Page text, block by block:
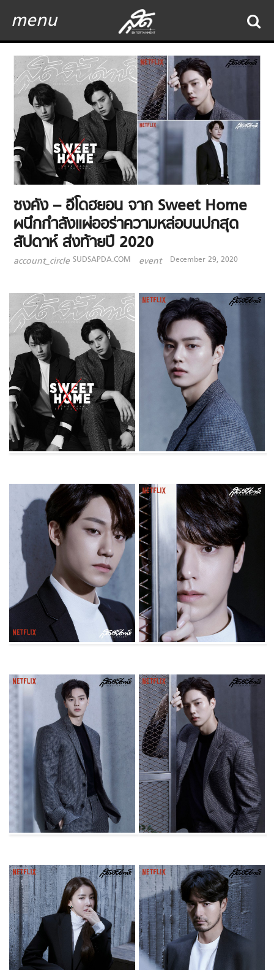
menu
ซงคัง – อีโดฮยอน จาก Sweet Home
ผนึกกำลังแผ่ออร่าความหล่อบนปกสุด
สัปดาห์ ส่งท้ายปี 2020
account_circle SUDSAPDA.COM event December 29, 2020